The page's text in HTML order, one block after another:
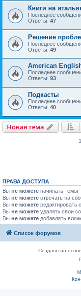
Книги на
Последнее
Ответы: 47
Решение
Последнее
Ответы: 49
American
Последнее
Ответы: 93
Подкасты
Последнее
Ответы: 40
Новая тема
ПРАВА ДОСТУПА
Вы не можете начинать темы
Вы не можете отвечать на
Вы не можете редактировать
Вы не можете удалять свои
Вы не можете добавлять
Список форумов
Создано на